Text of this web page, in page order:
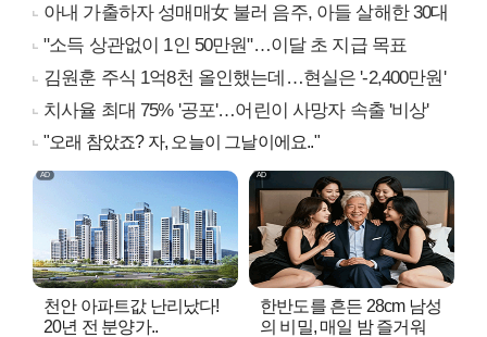
아내 가출하자 성매매女 불러 음주, 아들 살해한 30대
"소득 상관없이 1인 50만원"…이달 초 지급 목표
김원훈 주식 1억8천 올인했는데…현실은 '-2,400만원'
치사율 최대 75% '공포'…어린이 사망자 속출 '비상'
"오래 참았죠? 자, 오늘이 그날이에요.."
천안 아파트값 난리났다!
20년 전 분양가..
한반도를 흔든 28cm 남성
의 비밀, 매일 밤 즐거워